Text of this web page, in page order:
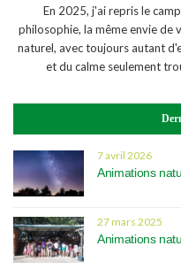
En 2025, j'ai repris le
philosophie, la même envie de
naturel, avec toujours autant
et du calme seulement
7 avril 2026
Animations
27 mars 2025
Animations